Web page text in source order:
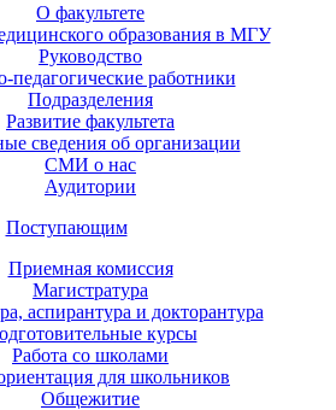
О факультете
образования в МГУ
Руководство
педагогические работники
Подразделения
Развитие факультета
сведения об организации
СМИ о нас
Аудитории
Поступающим
Приемная комиссия
Магистратура
аспирантура и докторантура
курсы
Работа со школами
для школьников
Общежитие